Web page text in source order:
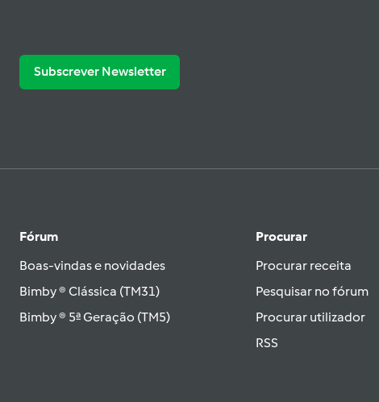
Subscrever Newsletter
Fórum
Boas-vindas e novidades
Bimby ® Clássica (TM31)
Bimby ® 5ª Geração (TM5)
Procurar
Procurar receita
Pesquisar no fórum
Procurar utilizador
RSS